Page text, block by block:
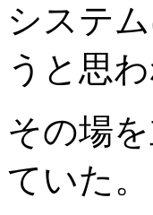
システ
うと思
その場
ていた。